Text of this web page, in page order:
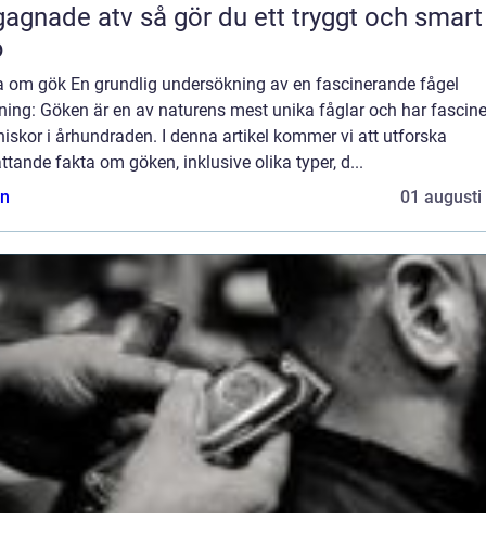
atv så gör du ett tryggt och smart
om gök En grundlig undersökning av en fascinerande fågel
Göken är en av naturens mest unika fåglar och har
i århundraden. I denna artikel kommer vi att utforska
fakta om göken, inklusive olika typer, d...
01 augusti